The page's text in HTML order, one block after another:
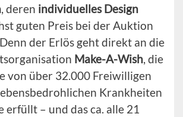
, deren individuelles Design
guten Preis bei der Auktion
der Erlös geht direkt an die
Make-A-Wish, die
von über 32.000 Freiwilligen
Krankheiten
erfüllt – und das ca. alle 21